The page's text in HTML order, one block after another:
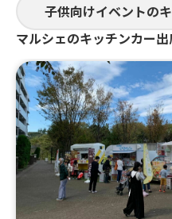
子供向けイベントの
マルシェのキッチンカー